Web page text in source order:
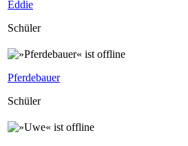
Eddie
Schüler
Pferdebauer
Schüler